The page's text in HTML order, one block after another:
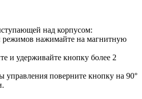
над корпусом:
режимов нажимайте на магнитную
и удерживайте кнопку более 2
управления поверните кнопку на 90°